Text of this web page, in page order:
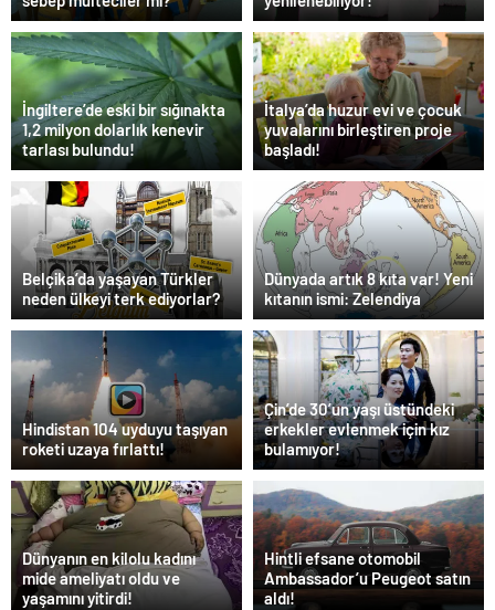
İngiltere’de eski bir sığınakta
1,2 milyon dolarlık kenevir
tarlası bulundu!
İtalya’da huzur evi ve çocuk
yuvalarını birleştiren proje
başladı!
Belçika’da yaşayan Türkler
neden ülkeyi terk ediyorlar?
Dünyada artık 8 kıta var! Yeni
kıtanın ismi: Zelendiya
Hindistan 104 uyduyu taşıyan
roketi uzaya fırlattı!
Çin’de 30’un yaşı üstündeki
erkekler evlenmek için kız
bulamıyor!
Dünyanın en kilolu kadını
mide ameliyatı oldu ve
yaşamını yitirdi!
Hintli efsane otomobil
Ambassador’u Peugeot satın
aldı!